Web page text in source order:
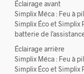
Éclairage avant
Simplix Méca : Feu à
Simplix Éco et Simplix
batterie de
Éclairage arrière
Simplix Méca : Feu à
Simplix Éco et Simplix